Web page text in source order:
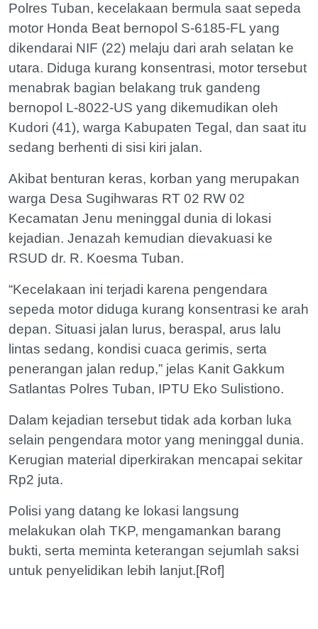
Polres Tuban, kecelakaan bermula saat sepeda
motor Honda Beat bernopol S-6185-FL yang
dikendarai NIF (22) melaju dari arah selatan ke
utara. Diduga kurang konsentrasi, motor tersebut
menabrak bagian belakang truk gandeng
bernopol L-8022-US yang dikemudikan oleh
Kudori (41), warga Kabupaten Tegal, dan saat itu
sedang berhenti di sisi kiri jalan.
Akibat benturan keras, korban yang merupakan
warga Desa Sugihwaras RT 02 RW 02
Kecamatan Jenu meninggal dunia di lokasi
kejadian. Jenazah kemudian dievakuasi ke
RSUD dr. R. Koesma Tuban.
“Kecelakaan ini terjadi karena pengendara
sepeda motor diduga kurang konsentrasi ke arah
depan. Situasi jalan lurus, beraspal, arus lalu
lintas sedang, kondisi cuaca gerimis, serta
penerangan jalan redup,” jelas Kanit Gakkum
Satlantas Polres Tuban, IPTU Eko Sulistiono.
Dalam kejadian tersebut tidak ada korban luka
selain pengendara motor yang meninggal dunia.
Kerugian material diperkirakan mencapai sekitar
Rp2 juta.
Polisi yang datang ke lokasi langsung
melakukan olah TKP, mengamankan barang
bukti, serta meminta keterangan sejumlah saksi
untuk penyelidikan lebih lanjut.[Rof]